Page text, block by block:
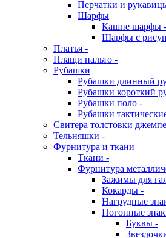
Перчатки и
Шарфы
Кашне шарфы -
Шарфы с
Платья -
Плащи пальто -
Рубашки
Рубашки длинный
Рубашки короткий
Рубашки поло -
Рубашки
Свитера толстовки
Тельняшки -
Фурнитура и ткани
Ткани -
Фурнитура
Зажимы для
Кокарды -
Нагрудные
Погонные
Буквы -